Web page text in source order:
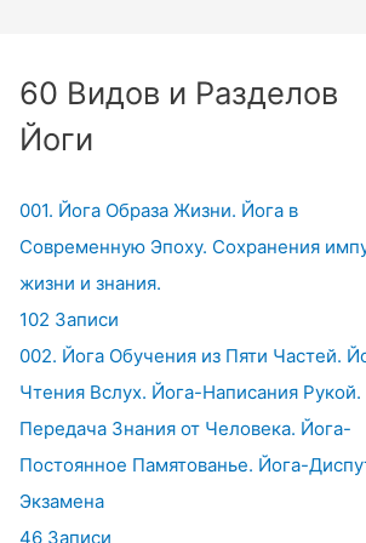
60 Видов и Разделов
Йоги
001. Йога Образа Жизни. Йога в
Современную Эпоху. Сохранения
жизни и знания.
102 Записи
002. Йога Обучения из Пяти Частей.
Чтения Вслух. Йога-Написания
Передача Знания от Человека. Йога-
Постоянное Памятованье. Йога-
Экзамена
46 Записи